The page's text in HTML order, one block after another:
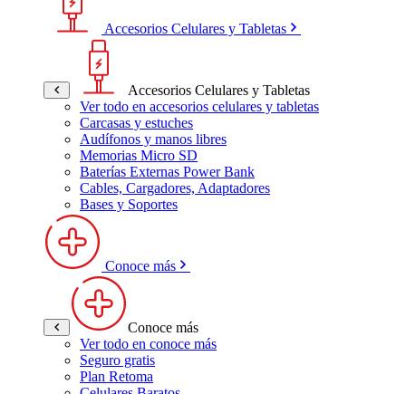
Accesorios Celulares y Tabletas
Accesorios Celulares y Tabletas
Ver todo en accesorios celulares y tabletas
Carcasas y estuches
Audífonos y manos libres
Memorias Micro SD
Baterías Externas Power Bank
Cables, Cargadores, Adaptadores
Bases y Soportes
Conoce más
Conoce más
Ver todo en conoce más
Seguro gratis
Plan Retoma